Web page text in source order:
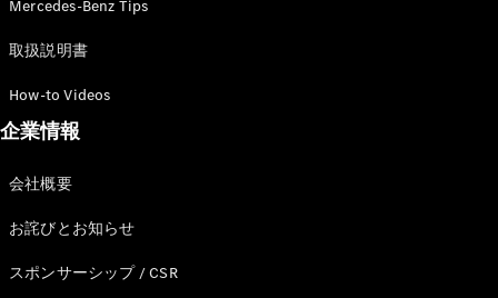
Mercedes-Benz Tips
取扱説明書
How-to Videos
企業情報
会社概要
お詫びとお知らせ
スポンサーシップ / CSR